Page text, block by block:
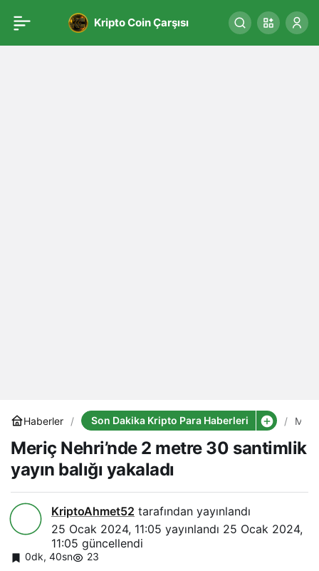
Kripto Coin Çarşısı
Haberler Son Dakika Kripto Para Haberleri
2
yayın
Meriç Nehri’nde 2 metre 30 santimlik
yayın balığı yakaladı
KriptoAhmet52 tarafından yayınlandı
25 Ocak 2024, 11:05 yayınlandı 25 Ocak 2024,
11:05 güncellendi
0dk, 40sn 23